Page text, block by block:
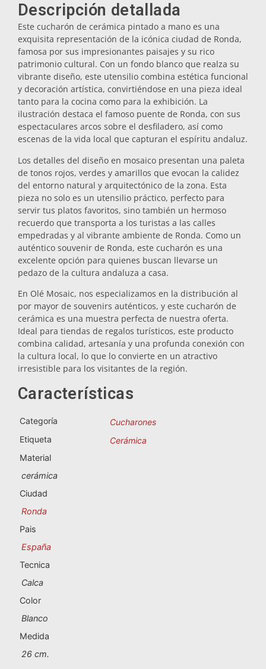
Posavasos
Tapones
Aceiteras
Vasos
Vasos de chupito
Souvenirs por ciudad
Souvenirs de España
Souvenirs personalizados
A Coruña
Albacete
Almería
Ávila
Barcelona
Benidorm
Descripción detallada
Este cucharón de cerámica pintado a mano es una
exquisita representación de la icónica ciudad de Ronda,
famosa por sus impresionantes paisajes y su rico
patrimonio cultural. Con un fondo blanco que realza su
vibrante diseño, este utensilio combina estética funcional
y decoración artística, convirtiéndose en una pieza ideal
tanto para la cocina como para la exhibición. La
ilustración destaca el famoso puente de Ronda, con sus
espectaculares arcos sobre el desfiladero, así como
escenas de la vida local que capturan el espíritu andaluz.
Los detalles del diseño en mosaico presentan una paleta
de tonos rojos, verdes y amarillos que evocan la calidez
del entorno natural y arquitectónico de la zona. Esta
pieza no solo es un utensilio práctico, perfecto para
servir tus platos favoritos, sino también un hermoso
recuerdo que transporta a los turistas a las calles
empedradas y al vibrante ambiente de Ronda. Como un
auténtico souvenir de Ronda, este cucharón es una
excelente opción para quienes buscan llevarse un
pedazo de la cultura andaluza a casa.
En Olé Mosaic, nos especializamos en la distribución al
por mayor de souvenirs auténticos, y este cucharón de
cerámica es una muestra perfecta de nuestra oferta.
Ideal para tiendas de regalos turísticos, este producto
combina calidad, artesanía y una profunda conexión con
la cultura local, lo que lo convierte en un atractivo
irresistible para los visitantes de la región.
Características
Categoría
Cucharones
Etiqueta
Cerámica
Material
cerámica
Ciudad
Ronda
Pais
España
Tecnica
Calca
Color
Blanco
Medida
26 cm.